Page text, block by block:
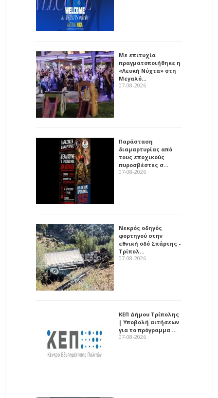
Με επιτυχία
πραγματοποιήθηκε η
«Λευκή Νύχτα» στη
Μεγαλό…
07-08-2026
Παράσταση
διαμαρτυρίας από
τους εποχικούς
πυροσβέστες σ…
07-08-2026
Νεκρός οδηγός
φορτηγού στην
εθνική οδό Σπάρτης -
Τρίπολ…
07-08-2026
ΚΕΠ Δήμου Τρίπολης
| Υποβολή αιτήσεων
για το πρόγραμμα …
07-08-2026